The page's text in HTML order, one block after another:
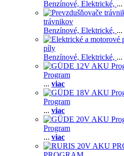
Benzínové, Elektrické, ...
trávnikov
Benzínové, Elektrické, ...
píly
Benzínové, Elektrické, ...
Program
... viac
Program
... viac
Program
... viac